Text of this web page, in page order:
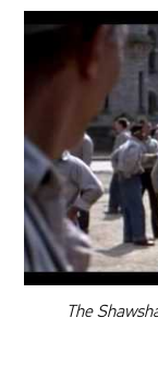
00:00
The
WYBIERZ SWOJĄ